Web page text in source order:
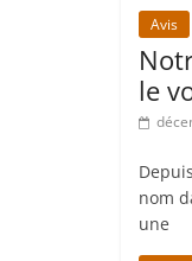
Avis
le
nom
une